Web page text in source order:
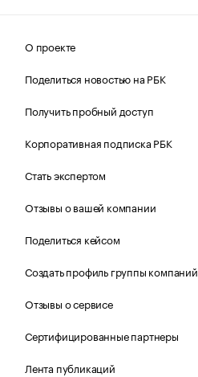
О проекте
Поделиться новостью на РБК
Получить пробный доступ
Корпоративная подписка РБК
Стать экспертом
Отзывы о вашей компании
Поделиться кейсом
Создать профиль группы компаний
Отзывы о сервисе
Сертифицированные партнеры
Лента публикаций